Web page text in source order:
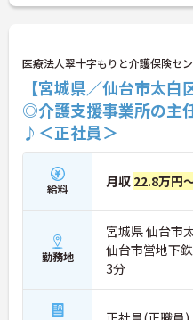
医療法人翠十字もりと介護保険セ
【宮城県／仙台市太
◎介護支援事業所の主
♪＜正社員＞
給料 月収 22.8万円
勤務地
宮城県 仙台市
仙台市営地下
3分